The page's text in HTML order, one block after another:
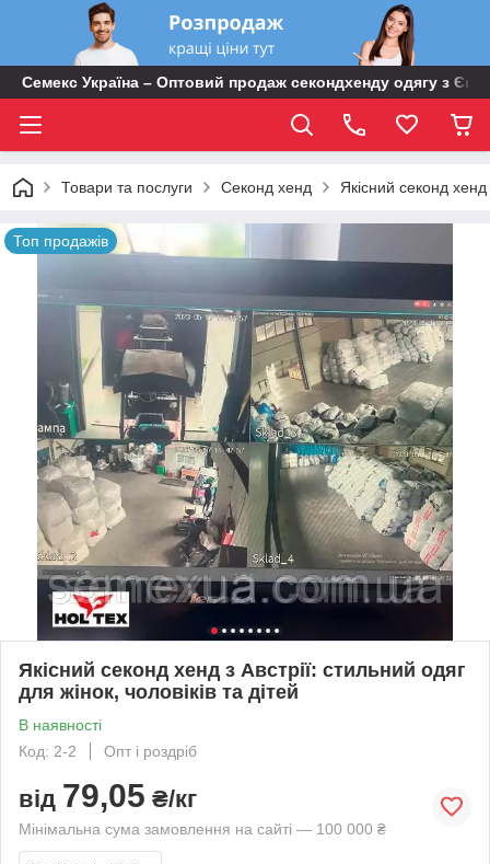
Семекс Україна – Оптовий продаж секондхенду одягу з
Товари та послуги Секонд хенд Якісний секонд хенд
Топ продажів
Якісний секонд хенд з Австрії: стильний одяг
для жінок, чоловіків та дітей
В наявності
Код: 2-2
Опт і роздріб
від 79,05 ₴/кг
Мінімальна сума замовлення на сайті — 100 000 ₴